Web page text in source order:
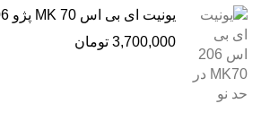
یونیت ای بی اس MK 70 پژو 206
3,700,000 تومان